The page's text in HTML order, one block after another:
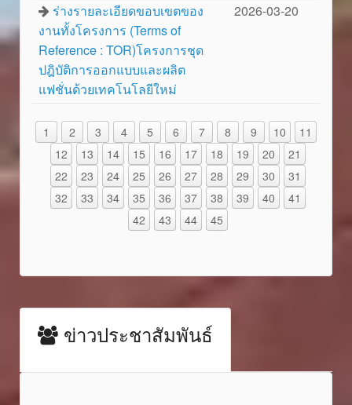
ร่างรายละเอียดขอบเขตของ
งานทั้งโครงการ (Terms of
Reference : TOR)โครงการชุด
ปฎิบัติการออกแบบและผลิต
แฟชั่นด้วยเทคโนโลยีใหม่
2026-03-20
1 2 3 4 5 6 7 8 9 10
11
12
13 14 15 16 17 18 19 20
21
22
23 24 25 26 27 28 29 30
31
32
33 34 35 36 37 38 39 40
41
42
43 44 45
ข่าวประชาสัมพันธ์